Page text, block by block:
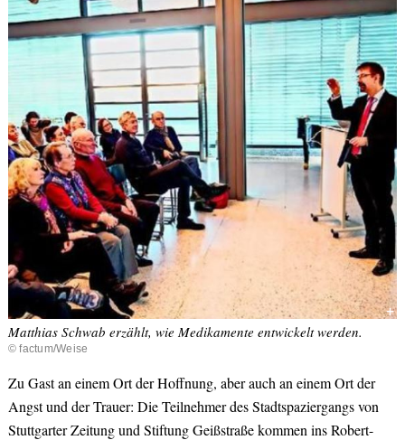
+
Matthias Schwab erzählt, wie Medikamente entwickelt werden.
© factum/Weise
Zu Gast an einem Ort der Hoffnung, aber auch an einem Ort der
Angst und der Trauer: Die Teilnehmer des Stadtspaziergangs von
Stuttgarter Zeitung und Stiftung Geißstraße kommen ins Robert-